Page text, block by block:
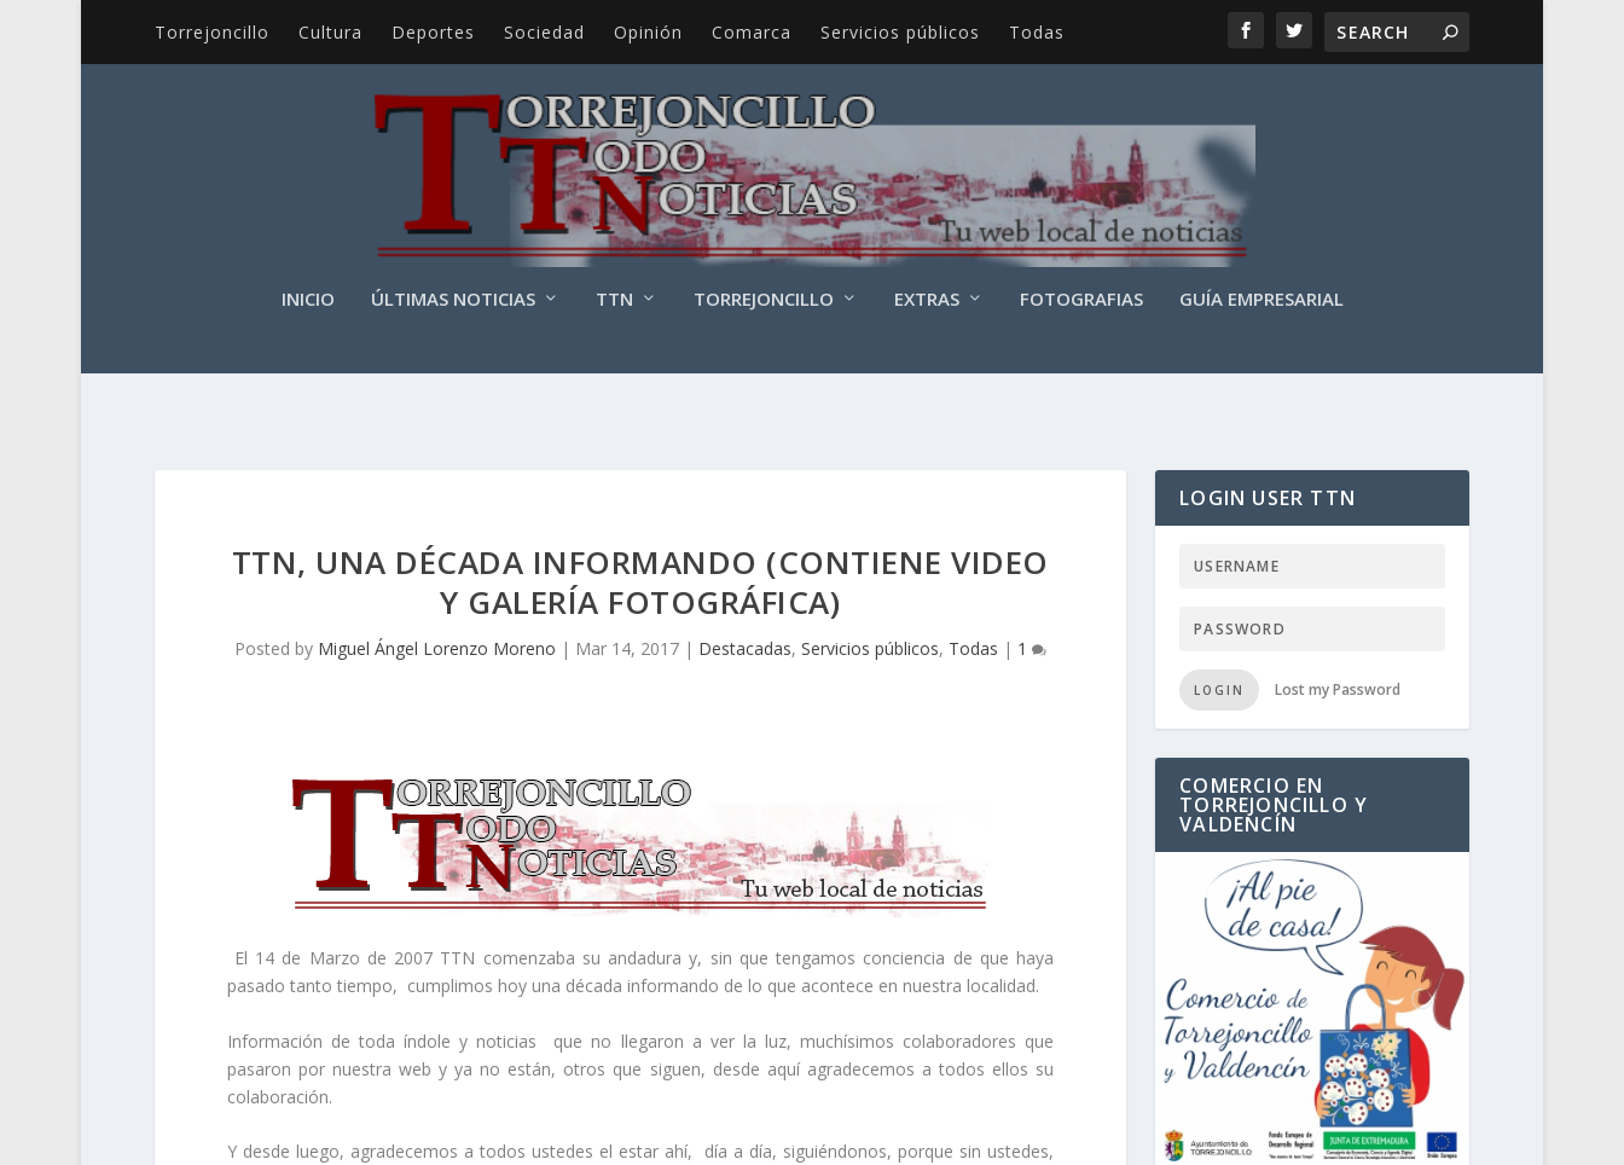
Torrejoncillo Cultura Deportes Sociedad Opinión Comarca Servicios públicos Todas
INICIO ÚLTIMAS NOTICIAS TTN TORREJONCILLO EXTRAS FOTOGRAFIAS GUÍA EMPRESARIAL
TTN, UNA DÉCADA INFORMANDO (CONTIENE VIDEO
Y GALERÍA FOTOGRÁFICA)
Posted by Miguel Ángel Lorenzo Moreno | Mar 14, 2017| Destacadas, Servicios públicos, Todas | 1
El 14 de Marzo de 2007 TTN comenzaba su andadura y, sin que tengamos conciencia de que haya
pasado tanto tiempo, cumplimos hoy una década informando de lo que acontece en nuestra localidad.
Información de toda índole y noticias que no llegaron a ver la luz, muchísimos colaboradores que
pasaron por nuestra web y ya no están, otros que siguen, desde aquí agradecemos a todos ellos su
colaboración.
Y desde luego, agradecemos a todos ustedes el estar ahí, día a día, siguiéndonos, porque sin ustedes,
LOGIN USER TTN
LOGIN Lost my Password
COMERCIO EN
TORREJONCILLO Y
VALDENCÍN